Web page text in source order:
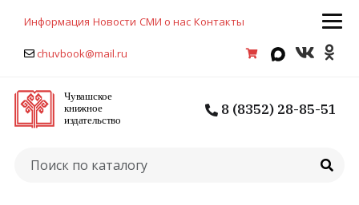
Информация Новости СМИ о нас Контакты
chuvbook@mail.ru
8 (8352) 28-85-51